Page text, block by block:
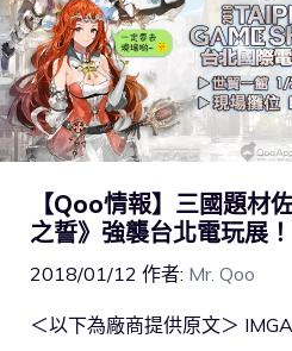
【Qoo情報】三國題材
之誓》強襲台北電玩展！
2018/01/12 作者: Mr. Qoo
＜以下為廠商提供原文＞